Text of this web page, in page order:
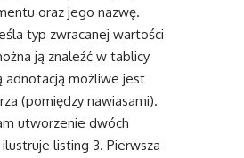
oraz jego nazwę.
typ zwracanej wartości
ją znaleźć w tablicy
adnotacją możliwe jest
(pomiędzy nawiasami).
utworzenie dwóch
listing 3. Pierwsza